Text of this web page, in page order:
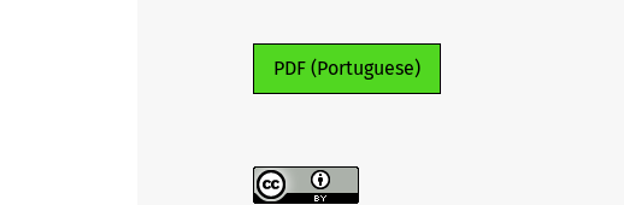
PDF (Portuguese)